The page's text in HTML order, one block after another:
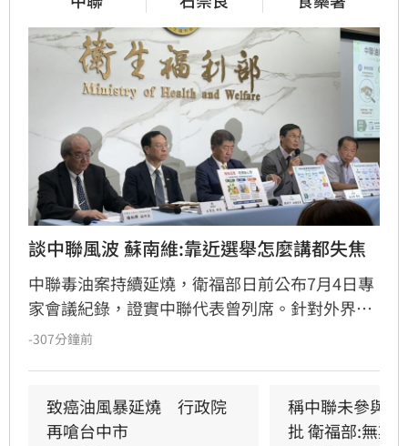
談中聯風波 蘇南維:靠近選舉怎麼講都失焦
中聯毒油案持續延燒，衛福部日前公布7月4日專
家會議紀錄，證實中聯代表曾列席。針對外界質
疑，與會的台大教授蘇南維還原現場，強調專家
演變為政治議題，並解釋當初主張「20%下架標
準」是基於營養標示的務實考量。（記者：簡浩
-307分鐘前
致癌油風暴延燒　行政院
再嗆台中市
稱中聯未參與
批 衛福部:無欺